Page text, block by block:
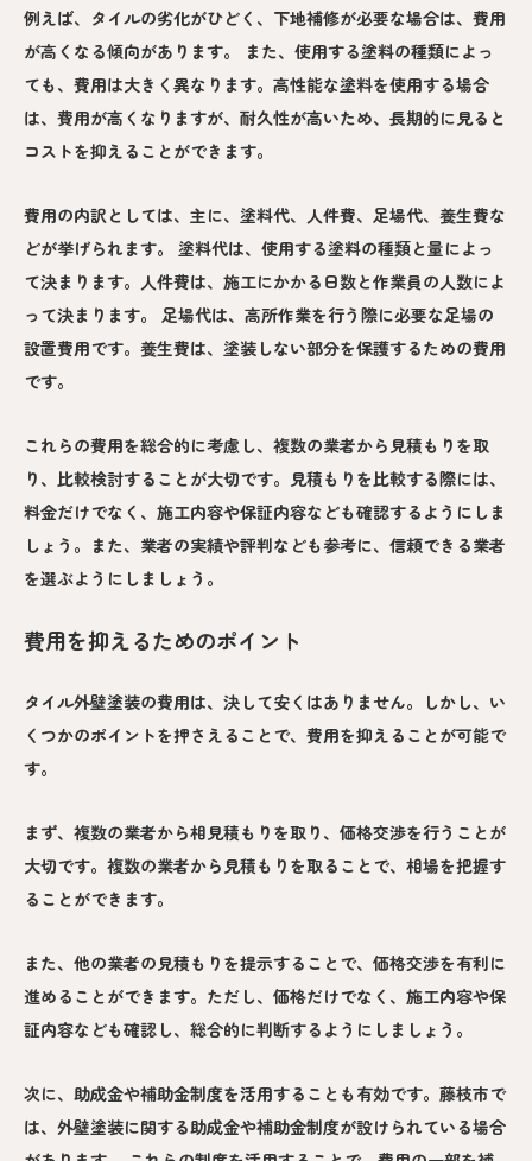
例えば、タイルの劣化がひどく、下地補修が必要な場合は、費用
が高くなる傾向があります。 また、使用する塗料の種類によっ
ても、費用は大きく異なります。高性能な塗料を使用する場合
は、費用が高くなりますが、耐久性が高いため、長期的に見ると
コストを抑えることができます。
費用の内訳としては、主に、塗料代、人件費、足場代、養生費な
どが挙げられます。 塗料代は、使用する塗料の種類と量によっ
て決まります。人件費は、施工にかかる日数と作業員の人数によ
って決まります。 足場代は、高所作業を行う際に必要な足場の
設置費用です。養生費は、塗装しない部分を保護するための費用
です。
これらの費用を総合的に考慮し、複数の業者から見積もりを取
り、比較検討することが大切です。見積もりを比較する際には、
料金だけでなく、施工内容や保証内容なども確認するようにしま
しょう。また、業者の実績や評判なども参考に、信頼できる業者
を選ぶようにしましょう。
費用を抑えるためのポイント
タイル外壁塗装の費用は、決して安くはありません。しかし、い
くつかのポイントを押さえることで、費用を抑えることが可能で
す。
まず、複数の業者から相見積もりを取り、価格交渉を行うことが
大切です。複数の業者から見積もりを取ることで、相場を把握す
ることができます。
また、他の業者の見積もりを提示することで、価格交渉を有利に
進めることができます。ただし、価格だけでなく、施工内容や保
証内容なども確認し、総合的に判断するようにしましょう。
次に、助成金や補助金制度を活用することも有効です。藤枝市で
は、外壁塗装に関する助成金や補助金制度が設けられている場合